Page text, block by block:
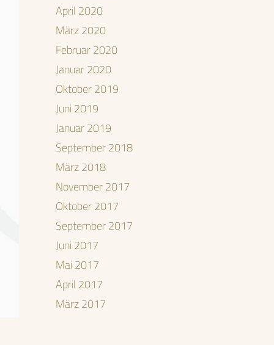
April 2020
März 2020
Februar 2020
Januar 2020
Oktober 2019
Juni 2019
Januar 2019
September 2018
März 2018
November 2017
Oktober 2017
September 2017
Juni 2017
Mai 2017
April 2017
März 2017